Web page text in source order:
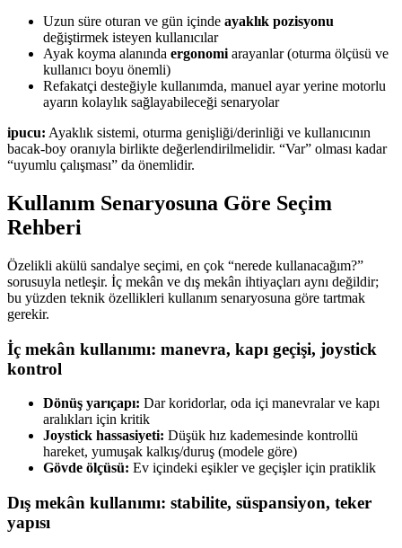
Uzun süre oturan ve gün içinde ayaklık pozisyonu
değiştirmek isteyen kullanıcılar
Ayak koyma alanında ergonomi arayanlar (oturma ölçüsü ve
kullanıcı boyu önemli)
Refakatçi desteğiyle kullanımda, manuel ayar yerine motorlu
ayarın kolaylık sağlayabileceği senaryolar
ipucu: Ayaklık sistemi, oturma genişliği/derinliği ve kullanıcının
bacak-boy oranıyla birlikte değerlendirilmelidir. “Var” olması kadar
“uyumlu çalışması” da önemlidir.
Kullanım Senaryosuna Göre Seçim
Rehberi
Özelikli akülü sandalye seçimi, en çok “nerede kullanacağım?”
sorusuyla netleşir. İç mekân ve dış mekân ihtiyaçları aynı değildir;
bu yüzden teknik özellikleri kullanım senaryosuna göre tartmak
gerekir.
İç mekân kullanımı: manevra, kapı geçişi, joystick
kontrol
Dönüş yarıçapı: Dar koridorlar, oda içi manevralar ve kapı
aralıkları için kritik
Joystick hassasiyeti: Düşük hız kademesinde kontrollü
hareket, yumuşak kalkış/duruş (modele göre)
Gövde ölçüsü: Ev içindeki eşikler ve geçişler için pratiklik
Dış mekân kullanımı: stabilite, süspansiyon, teker
yapısı